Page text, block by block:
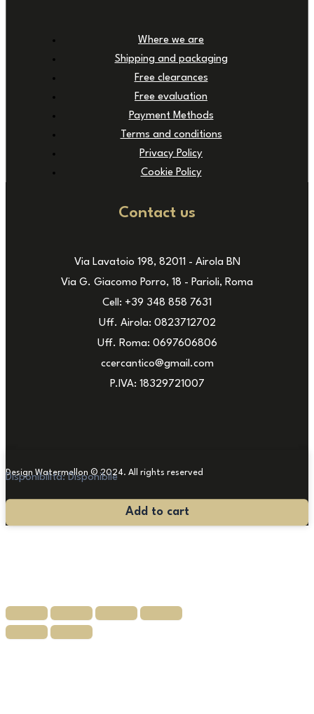
Where we are
Shipping and packaging
Free clearances
Free evaluation
Payment Methods
Terms and conditions
Privacy Policy
Cookie Policy
Contact us
Via Lavatoio 198, 82011 - Airola BN
Via G. Giacomo Porro, 18 - Parioli, Roma
Cell: +39 348 858 7631
Uff. Airola: 0823712702
Uff. Roma: 0697606806
ccercantico@gmail.com
P.IVA: 18329721007
Design Watermellon © 2024. All rights reserved
Disponibilità: Disponibile
Lampada
Add to cart